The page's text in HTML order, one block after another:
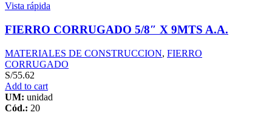
Vista rápida
FIERRO CORRUGADO 5/8″ X 9MTS A.A.
MATERIALES DE CONSTRUCCION, FIERRO
CORRUGADO
S/55.62
Add to cart
UM: unidad
Cód.: 20